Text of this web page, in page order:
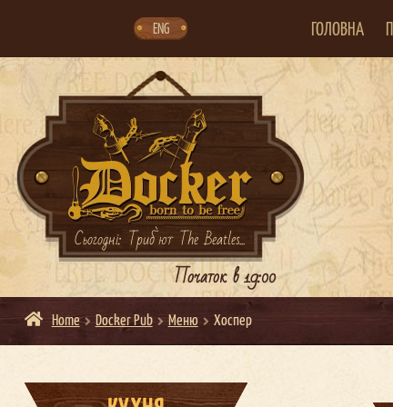
ENG ГОЛОВНА
Сьогодні: Триб`ют The Beatles...
Початок в 19:00
Home Docker Pub Меню Хоспер